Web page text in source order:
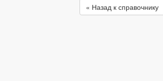
« Назад к справочнику